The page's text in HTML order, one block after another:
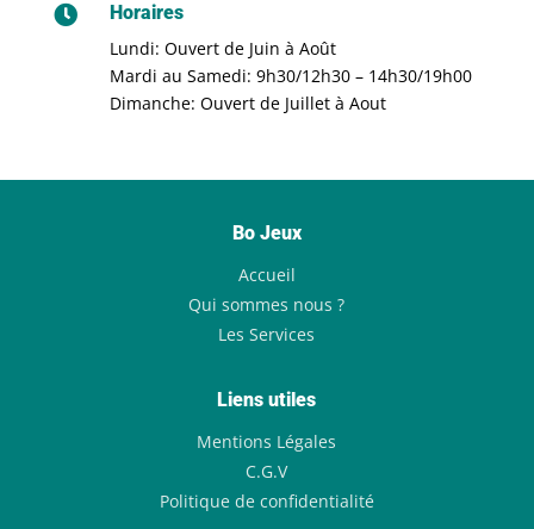

Horaires
Lundi: Ouvert de Juin à Août
Mardi au Samedi: 9h30/12h30 – 14h30/19h00
Dimanche: Ouvert de Juillet à Aout
Bo Jeux
Accueil
Qui sommes nous ?
Les Services
Liens utiles
Mentions Légales
C.G.V
Politique de confidentialité